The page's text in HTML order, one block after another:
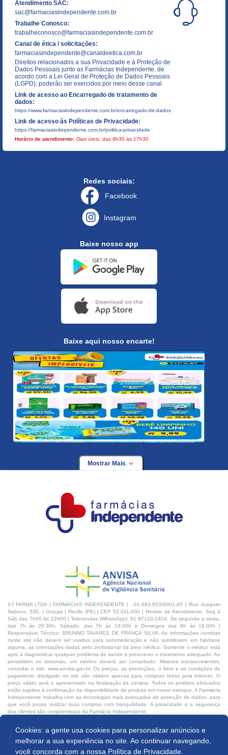
Produto indisponível
Cookies: a gente usa cookies para personalizar anúncios e
melhorar a sua experiência no site. Ao continuar navegando,
você concorda com a nossa Política de Privacidade.
Atendimento SAC:
sac@farmaciasindependente.com.br
Trabalhe Conosco:
trabalheconosco@farmaciasindependente.com.br
Canal de ética / solicitações:
farmaciasindependente@canaldeetica.com.br
Direitos relacionados a sua Privacidade e à Proteção de
Dados Pessoais junto as Farmácias Independente, de
acordo com a Lei Geral de Proteção de Dados Pessoais
(LGPD), poderão ser exercidos por meio desse canal
Link de acesso ao Encarregado de tratamento de
dados:
https://www.farmaciasindependente.com.br/encarregado-de-dados
Link de acesso às Políticas de Privacidade:
https://farmaciasindependente.com.br/politica-privacidade
Horário de atendimento: Dias úteis, das 8h30 às 17h30
Redes sociais:
Facebook
Instagram
Baixe nosso app
Baixe aqui nosso encarte!
Mostrar Mais
VJ FARMA LTDA | FARMÁCIAS INDEPENDENTE | : 01.693.953/0001-45 | Rua Joaquim
Nabuco, 330, | Graças | Recife (PE) | CEP 52.011-000 | Horário de Atendimento: Seg à
Sáb das 7h00 às 22h00 | Televendas (WhatsApp): 81 97120-2924, De segunda a sexta,
das 7h às 20:30h, Sábado, das 7h às 19:00h e Domingos das 8h às 18:00h |
Responsável Técnico: BRUNNO TAVARES DE FRANÇA SILVA. As informações contidas
neste site não devem ser usadas para automedicação e não substituem, em hipótese
alguma, as orientações dadas pelo profissional da área médica. Somente o médico está
apto a diagnosticar qualquer problema de saúde e prescrever o tratamento adequado. Ao
persistirem os sintomas, um médico deverá ser consultado. Maiores esclarecimentos,
consultar o site: www.anvisa.gov.br. Os preços, as promoções, o frete e as condições de
pagamento divulgado no site são válidos apenas para compras feitas pela internet. O
preço válido será o apresentado na finalização da compra. Todos os pedidos efetuados
estão sujeitos à confirmação da disponibilidade de produto em nosso estoque. A Farmácia
Independente trabalha com as tecnologias mais avançadas de proteção de dados, para
que você possa realizar suas compras com tranquilidade. A privacidade e a segurança
dos clientes são compromissos da Farmácia Independente.
Desenvolvido por: